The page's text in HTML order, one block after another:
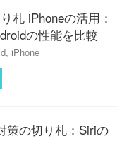
札 iPhoneの活用：
の性能を比較
, iPhone
の切り札：Siriの